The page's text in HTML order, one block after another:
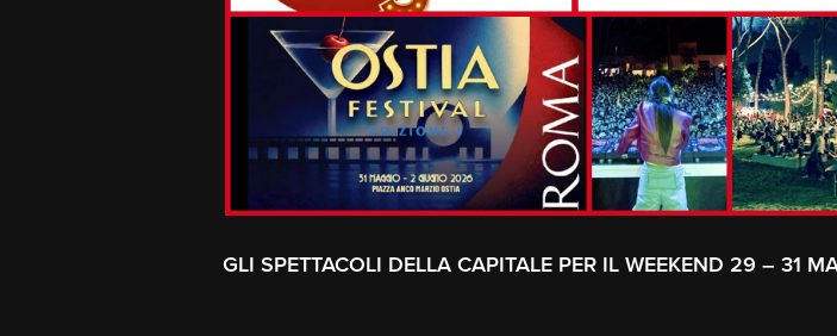
GLI SPETTACOLI DELLA CAPITALE PER IL WEEKEND 29 – 31